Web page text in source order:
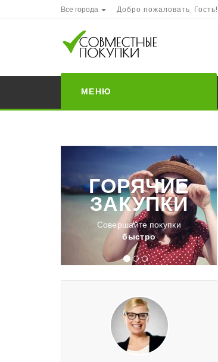
Все города Добро пожаловать, Гость!
МЕНЮ
БОЛЬШИЕ
СКИДКИ
Покупайте товары на
сезонной распродаже